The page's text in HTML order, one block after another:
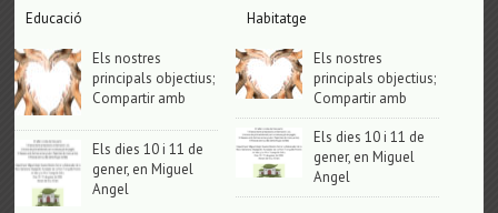
Educació
Els nostres
principals objectius;
Compartir amb
Els dies 10 i 11 de
gener, en Miguel
Angel
Habitatge
Els nostres
principals objectius;
Compartir amb
Els dies 10 i 11 de
gener, en Miguel
Angel